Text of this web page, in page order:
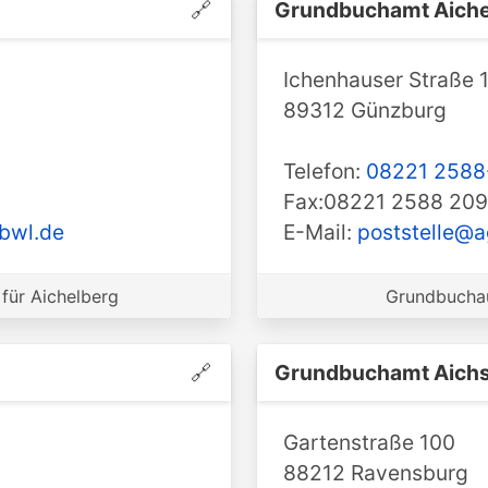
🔗
Aichelberg
Grundbuchamt
Ichenhauser Straße
89312 Günzburg
Telefon: 08221
Fax:08221 2588
E-Mail:
🔗 Grundbuchamt
Gartenstraße 100
88212 Ravensburg